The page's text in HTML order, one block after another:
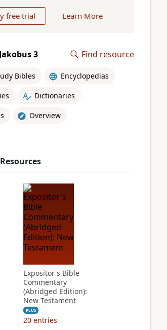
free trial Learn More
Jakobus 3 Find resource
Bibles Encyclopedias
Dictionaries
Overview
Expositor's Bible
Commentary
(Abridged Edition):
New Testament
PLUS
20 entries